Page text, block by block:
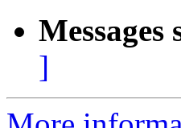
Messages
]